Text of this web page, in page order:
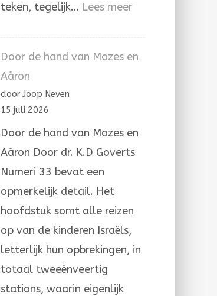
teken, tegelijk… Lees meer:
Door de hand van Mozes en
Aäron
door Joop Neven
15 juli 2026
Door de hand van Mozes en
Aäron Door dr. K.D Goverts
Numeri 33 bevat een
opmerkelijk detail. Het
hoofdstuk somt alle reizen
op van de kinderen Israëls,
letterlijk hun opbrekingen, in
totaal tweeënveertig
stations, waarin eigenlijk